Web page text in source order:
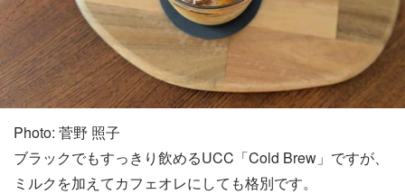
Photo: 菅野 照子
ブラックでもすっきり飲めるUCC「Cold Brew」ですが、
ミルクを加えてカフェオレにしても格別です。